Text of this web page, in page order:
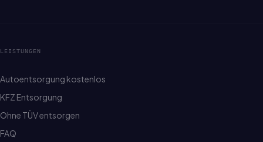
LEISTUNGEN
Autoentsorgung kostenlos
KFZ Entsorgung
Ohne TÜV entsorgen
FAQ